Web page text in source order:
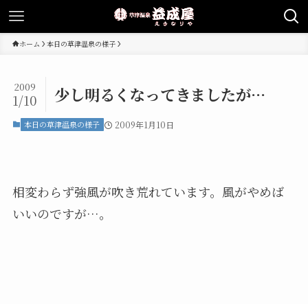
ホーム 本日の草津温泉の様子
少し明るくなってきましたが…
2009
1/10
本日の草津温泉の様子 2009年1月10日
相変わらず強風が吹き荒れています。風がやめば
いいのですが…。